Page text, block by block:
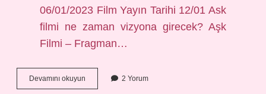
06/01/2023 Film Yayın Tarihi 12/01 Ask
filmi ne zaman vizyona girecek? Aşk
Filmi – Fragman…
Devamını okuyun
Filmi
2 Yorum